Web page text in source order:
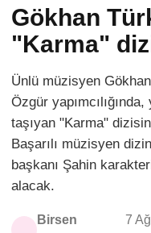
Gökhan
"Karma"
Ünlü müzisyen
Özgür
taşıyan "Karma"
Başarılı müzisyen
başkanı Şahin
alacak.
Birsen
7